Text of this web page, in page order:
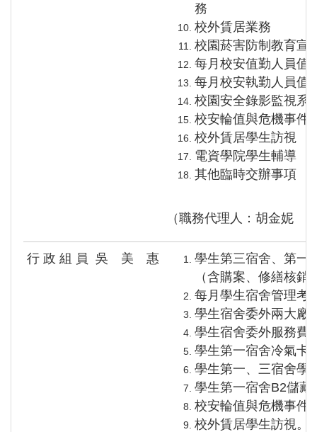
務
校外賃居業務
校園菸害防制教育宣
每月校安值勤人員值
每月校安執勤人員值
校園安全錄影監視系
校安輪值與危機事件
校外賃居學生訪視
電資學院學生輔導
其他臨時交辦事項
（職務代理人：胡金妮
行 政 組 員 吳 美 惠
學生第三宿舍、第一
（含購案、修繕核銷
每月學生宿舍管理考
學生宿舍委外兩大廠
學生宿舍委外服務費
學生第一宿舍冷氣卡
學生第一、三宿舍學
學生第一宿舍B2儲
校安輪值與危機事件
校外賃居學生訪視。